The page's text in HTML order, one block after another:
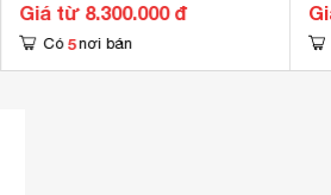
Giá từ 8.300.000 đ
Có 5 nơi bán